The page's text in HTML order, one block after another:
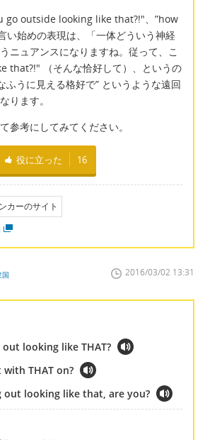
go outside looking like that?!"、”how
い始めの表現は、「一体どういう神経
ニュアンスになりますね。従って、こ
that?!" （そんな恰好して）、というの
ふうに見える格好で” というような遠回
ります。
参考にしてみてください。
役に立った 16
カーのサイト
国 2016/03/02 13:31
out looking like THAT?
with THAT on?
out looking like that, are you?